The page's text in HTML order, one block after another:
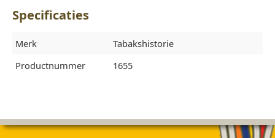
Specificaties
Merk
Tabakshistorie
Productnummer
1655